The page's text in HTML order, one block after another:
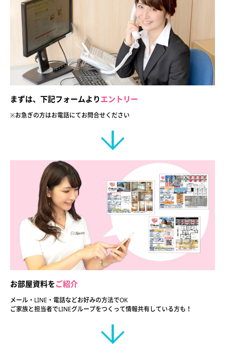
まずは、下記フォームよりエントリー
※お急ぎの方はお電話にてお問合せください
お部屋資料をご紹介
メール・LINE・電話などお好みの方法でOK
ご家族と担当者でLINEグループをつくって情報共有している方も！